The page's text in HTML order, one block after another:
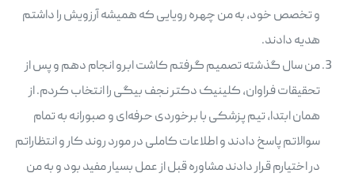
و تخصص خود، به من چهره رویایی که همیشه آرزویش را داشتم
هدیه دادند.
من سال گذشته تصمیم گرفتم کاشت ابرو انجام دهم و پس از
تحقیقات فراوان، کلینیک دکتر نجف بیگی را انتخاب کردم. از
همان ابتدا، تیم پزشکی با برخوردی حرفه‌ای و صبورانه به تمام
سوالاتم پاسخ دادند و اطلاعات کاملی در مورد روند کار و انتظاراتم
در اختیارم قرار دادند مشاوره قبل از عمل بسیار مفید بود و به من